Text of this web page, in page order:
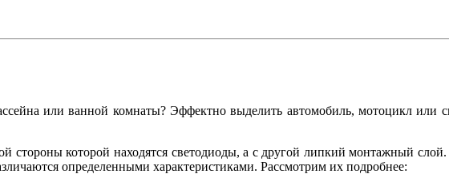
или ванной комнаты? Эффектно выделить автомобиль, мотоцикл или
стороны которой находятся светодиоды, а с другой липкий монтажный
определенными характеристиками. Рассмотрим их подробнее: